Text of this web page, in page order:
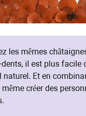
les mêmes
dents, il est plus facile
naturel. Et en
créer des